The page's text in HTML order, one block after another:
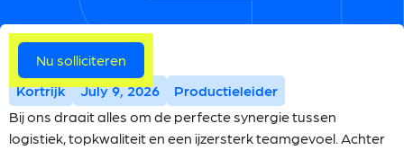
Meer vacatures
Kortrijk July 9, 2026
Productieleider
Bij ons draait alles om de perfecte synergie tussen
logistiek, topkwaliteit en een ijzersterk teamgevoel. Achter
Nu solliciteren